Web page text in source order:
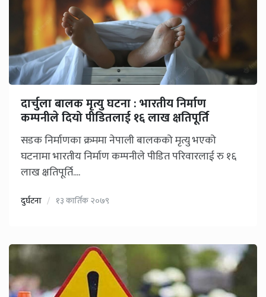
दार्चुला बालक मृत्यु घटना : भारतीय निर्माण
कम्पनीले दियो पीडितलाई १६ लाख क्षतिपूर्ति
सडक निर्माणका क्रममा नेपाली बालकको मृत्यु भएको
घटनामा भारतीय निर्माण कम्पनीले पीडित परिवारलाई रु १६
लाख क्षतिपूर्ति....
दुर्घटना १३ कार्तिक २०७९